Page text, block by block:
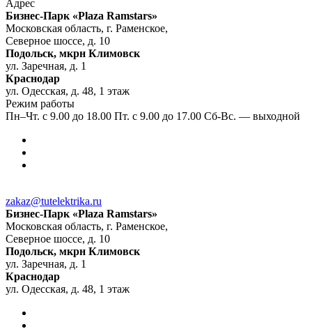
Адрес
Бизнес-Парк «Plaza Ramstars»
Московская область, г. Раменское,
Северное шоссе, д. 10
Подольск, мкрн Климовск
ул. Заречная, д. 1
Краснодар
ул. Одесская, д. 48, 1 этаж
Режим работы
Пн–Чт. с 9.00 до 18.00 Пт. с 9.00 до 17.00 Сб-Вс. — выходной
zakaz@tutelektrika.ru
Бизнес-Парк «Plaza Ramstars»
Московская область, г. Раменское,
Северное шоссе, д. 10
Подольск, мкрн Климовск
ул. Заречная, д. 1
Краснодар
ул. Одесская, д. 48, 1 этаж